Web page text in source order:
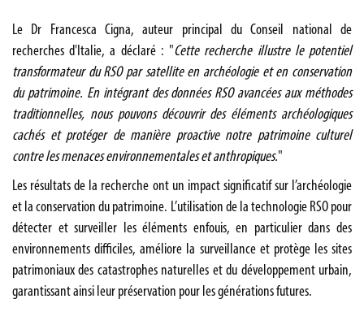
Le Dr Francesca Cigna, auteur principal du Conseil national de
recherches d'Italie, a déclaré : "Cette recherche illustre le potentiel
transformateur du RSO par satellite en archéologie et en conservation
du patrimoine. En intégrant des données RSO avancées aux méthodes
traditionnelles, nous pouvons découvrir des éléments archéologiques
cachés et protéger de manière proactive notre patrimoine culturel
contre les menaces environnementales et anthropiques."
Les résultats de la recherche ont un impact significatif sur l’archéologie
et la conservation du patrimoine. L’utilisation de la technologie RSO pour
détecter et surveiller les éléments enfouis, en particulier dans des
environnements difficiles, améliore la surveillance et protège les sites
patrimoniaux des catastrophes naturelles et du développement urbain,
garantissant ainsi leur préservation pour les générations futures.